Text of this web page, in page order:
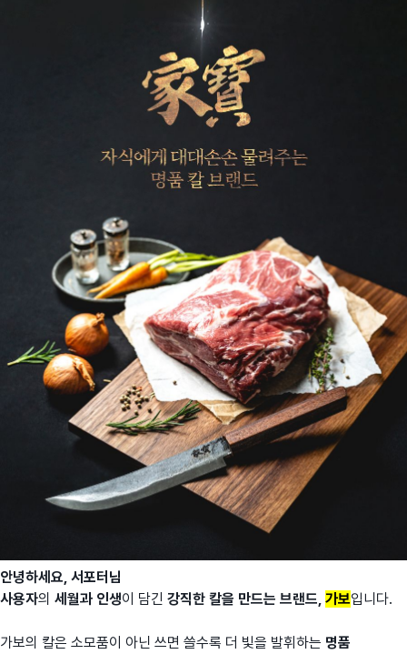
안녕하세요, 서포터님
사용자의 세월과 인생이 담긴 강직한 칼을 만드는 브랜드, 가보입니다.
가보의 칼은 소모품이 아닌 쓰면 쓸수록 더 빛을 발휘하는 명품